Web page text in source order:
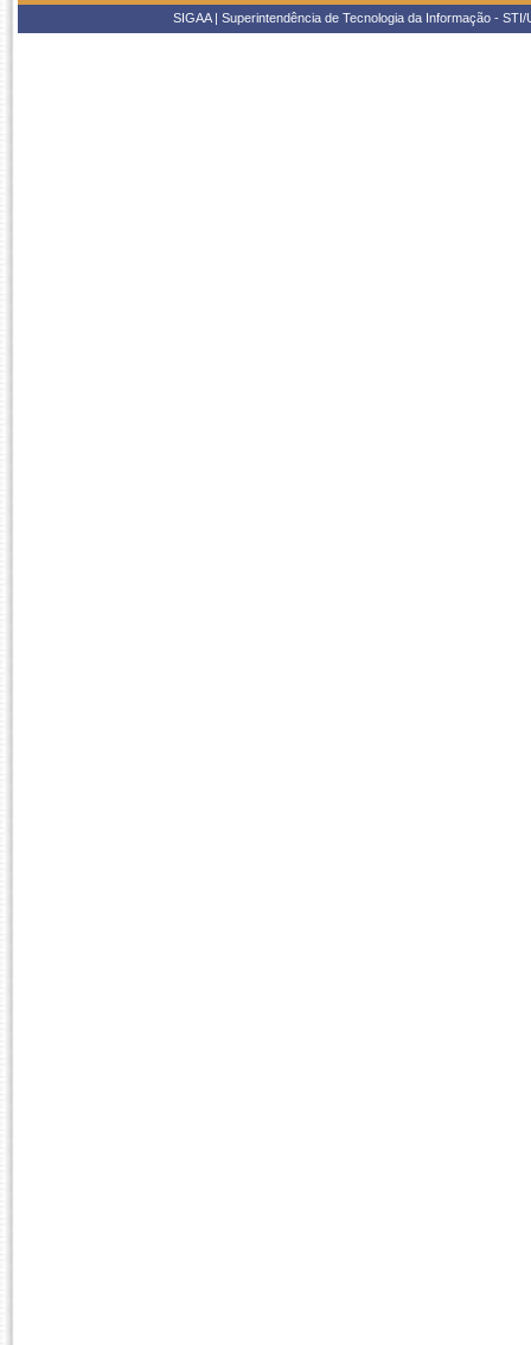
SIGAA | Superintendência de Tecnologia da Informação -